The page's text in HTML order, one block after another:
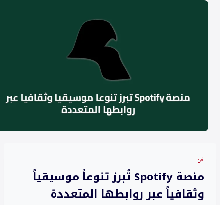
فن
منصة Spotify تُبرز تنوعاً موسيقياً
وثقافياً عبر روابطها المتعددة